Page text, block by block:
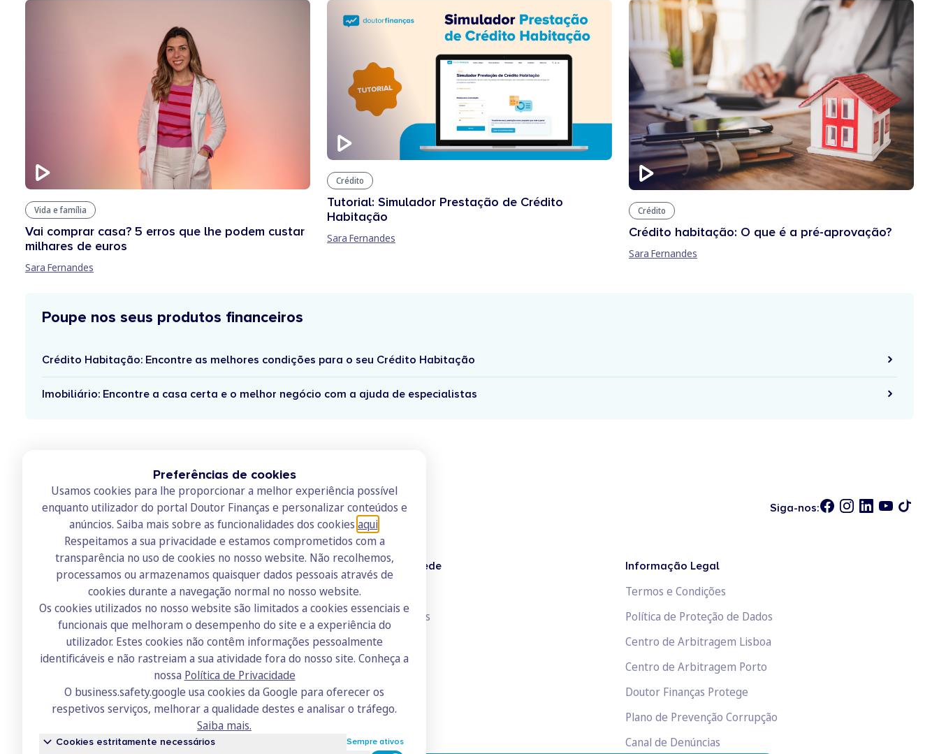
Vida e família
Vai comprar casa? 5 erros que lhe podem custar
milhares de euros
Sara Fernandes
Crédito
Tutorial: Simulador Prestação de Crédito
Habitação
Sara Fernandes
Crédito
Crédito habitação: O que é a pré-aprovação?
Sara Fernandes
Poupe nos seus produtos financeiros
Crédito Habitação: Encontre as melhores condições para o seu Crédito Habitação
Imobiliário: Encontre a casa certa e o melhor negócio com a ajuda de especialistas
Preferências de cookies
Usamos cookies para lhe proporcionar a melhor experiência possível
enquanto utilizador do portal Doutor Finanças e personalizar conteúdos e
anúncios. Saiba mais sobre as funcionalidades dos cookies aqui
Respeitamos a sua privacidade e estamos comprometidos com a
transparência no uso de cookies no nosso website. Não recolhemos,
processamos ou armazenamos quaisquer dados pessoais através de
cookies durante a navegação normal no nosso website.
Os cookies utilizados no nosso website são limitados a cookies essenciais e
funcionais que melhoram o desempenho do site e a experiência do
utilizador. Estes cookies não contêm informações pessoalmente
identificáveis e não rastreiam a sua atividade fora do nosso site. Conheça a
nossa Política de Privacidade
O business.safety.google usa cookies da Google para oferecer os
respetivos serviços, melhorar a qualidade destes e analisar o tráfego.
Saiba mais.
Cookies estritamente necessários Sempre ativos
Siga-nos:
Doutor Finanças
Contactos
Recrutamento
Academia
Doutor Finanças Rede
Junte-se à Rede
Consulte todos os ICs
Informação Legal
Termos e Condições
Política de Proteção de Dados
Centro de Arbitragem Lisboa
Centro de Arbitragem Porto
Doutor Finanças Protege
Plano de Prevenção Corrupção
Canal de Denúncias